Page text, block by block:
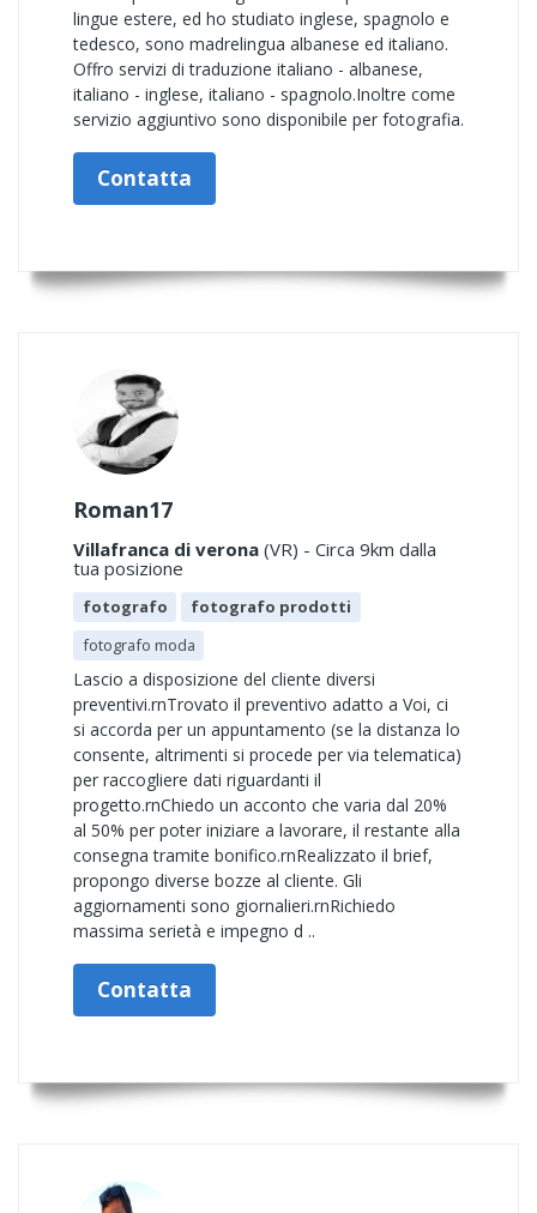
lingue estere, ed ho studiato inglese, spagnolo e
tedesco, sono madrelingua albanese ed italiano.
Offro servizi di traduzione italiano - albanese,
italiano - inglese, italiano - spagnolo.Inoltre come
servizio aggiuntivo sono disponibile per fotografia.
Contatta
Roman17
Villafranca di verona (VR) - Circa 9km dalla
tua posizione
fotografo
fotografo prodotti
fotografo moda
Lascio a disposizione del cliente diversi
preventivi.rnTrovato il preventivo adatto a Voi, ci
si accorda per un appuntamento (se la distanza lo
consente, altrimenti si procede per via telematica)
per raccogliere dati riguardanti il
progetto.rnChiedo un acconto che varia dal 20%
al 50% per poter iniziare a lavorare, il restante alla
consegna tramite bonifico.rnRealizzato il brief,
propongo diverse bozze al cliente. Gli
aggiornamenti sono giornalieri.rnRichiedo
massima serietà e impegno d ..
Contatta